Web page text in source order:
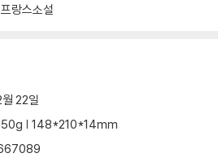
프랑스소설
22일
| 148*210*14mm